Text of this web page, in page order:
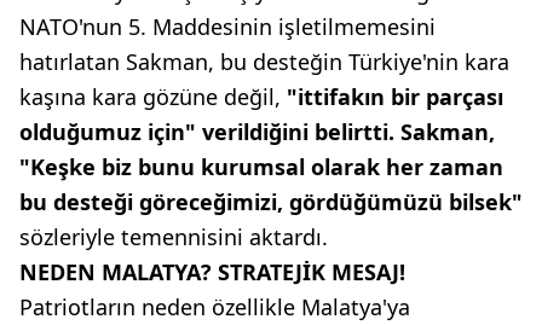
NATO'nun 5. Maddesinin işletilmemesini
hatırlatan Sakman, bu desteğin Türkiye'nin kara
kaşına kara gözüne değil, "ittifakın bir parçası
olduğumuz için" verildiğini belirtti. Sakman,
"Keşke biz bunu kurumsal olarak her zaman
bu desteği göreceğimizi, gördüğümüzü bilsek"
sözleriyle temennisini aktardı.
NEDEN MALATYA? STRATEJİK MESAJ!
Patriotların neden özellikle Malatya'ya